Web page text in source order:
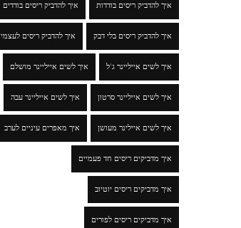
איך להדביק ריסים בודדות איך להדביק ריסים בודדים
איך להדביק ריסים בלי דבק איך להדביק ריסים לעצמי
איך לשים אייליינר ג'ל איך לשים אייליינר מושלם
איך לשים אייליינר סרטון איך לשים אייליינר עבה
איך לשים איילינר מעושן איך מאפרים עיניים לערב
איך מדביקים ריסים חד פעמיים
איך מדביקים ריסים יוטיוב
איך מדביקים ריסים לפורים